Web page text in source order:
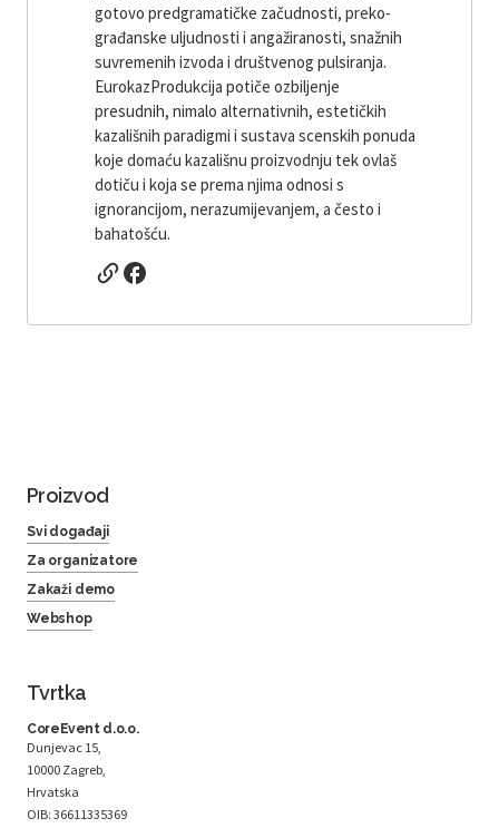
gotovo predgramatičke začudnosti, preko-
građanske uljudnosti i angažiranosti, snažnih
suvremenih izvoda i društvenog pulsiranja.
EurokazProdukcija potiče ozbiljenje
presudnih, nimalo alternativnih, estetičkih
kazališnih paradigmi i sustava scenskih ponuda
koje domaću kazališnu proizvodnju tek ovlaš
dotiču i koja se prema njima odnosi s
ignorancijom, nerazumijevanjem, a često i
bahatošću.
Proizvod
Svi događaji
Za organizatore
Zakaži demo
Webshop
Tvrtka
CoreEvent d.o.o.
Dunjevac 15,
10000 Zagreb,
Hrvatska
OIB: 36611335369